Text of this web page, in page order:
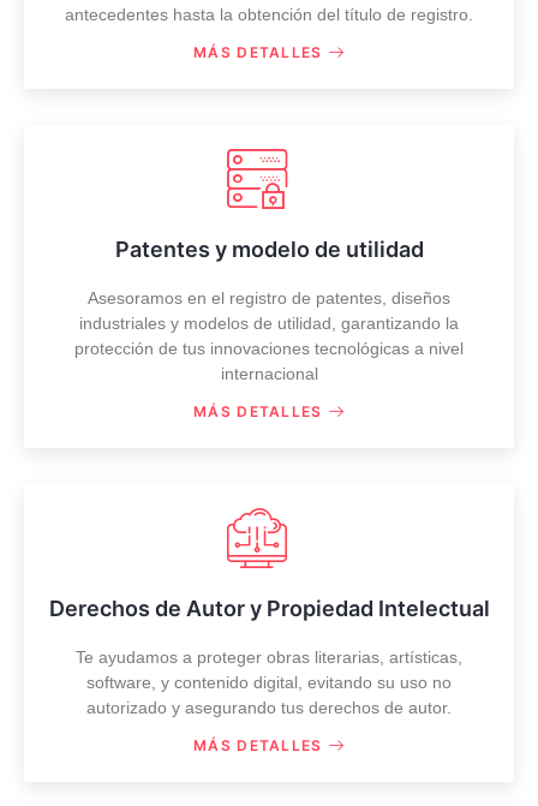
antecedentes hasta la obtención del título de registro.
MÁS DETALLES
Patentes y modelo de utilidad
Asesoramos en el registro de patentes, diseños
industriales y modelos de utilidad, garantizando la
protección de tus innovaciones tecnológicas a nivel
internacional
MÁS DETALLES
Derechos de Autor y Propiedad Intelectual
Te ayudamos a proteger obras literarias, artísticas,
software, y contenido digital, evitando su uso no
autorizado y asegurando tus derechos de autor.
MÁS DETALLES